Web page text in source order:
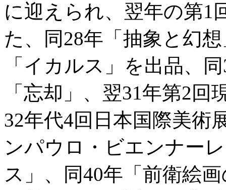
に迎えられ、翌年の第1
た、同28年「抽象と幻
「イカルス」を出品、
「忘却」、翌31年第2
32年代4回日本国際美術
ンパウロ・ビエンナー
ス」、同40年「前衛絵